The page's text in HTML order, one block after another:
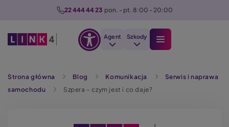
22 444 44 23 pon. - pt. 8:00 - 20:00
Agent Szkody
Strona główna Blog Komunikacja
Serwis i naprawa
samochodu
Szpera – czym jest i co daje?